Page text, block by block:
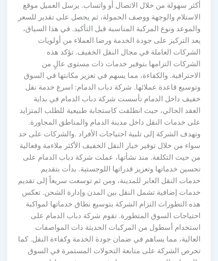
أكثر سهولة من خلال الاتصال أو واتساب. يرسل العميل موقع
الاستلام والوجهة ووصف الحمولة، ثم يحصل على تقدير للسعر
والموعد ونوع المركبة المناسبة قبل التأكيد. في هذا السياق،
يعد التركيز على جودة الخدمة ورضا العملاء من أولويات
الشركات العاملة في مجال النقل الخفيف. تؤكد هذه
الشركات التزامها بتوفير خدمات ذات مستوى عالٍ من
الاحترافية. والكفاءة، مما يسهم في تعزيز مكانتها في السوق
وتوسيع قاعدة عملائها. شركة دباب الدمام: اسرع خدمة نقل
خفيف داخل الدمام تأسست شركة دباب الدمام في بداية
العقد الحالي، حيث انطلقت كاستجابة طبيعية للطلب المتزايد
على خدمات النقل داخل مدينة الدمام والمناطق المجاورة.
وتهدف الشركة إلى تلبية احتياجات الأفراد .والشركات على حد
سواء من خلال توفير خيار النقل الخفيف الأكثر ملاءمة وفعالية
من حيث التكلفة. منذ نشأتها، عملت شركة دباب الدمام على
تحسين خدماتها وتعزيز قدراتها اللوجستية. بدأت بتقديم
خدمات النقل العابر للمدينة، ومن ثم توسعت سريعاً إلى تقديم
خدمات إضافية تشمل النقل بين المدن وإدارة الشحن. تعكس
هذه التطورات التزام الشركة بتوسيع نطاق خدماتها لمواكبة
احتياجات السوق المتطورة. تقوم شركة دباب الدمام على
استخدام أسطول من المركبات الحديثة ذات المواصفات
العالية، مما يساهم في ضمان جودة الخدمة وكفاءة النقل. كما
تحرص الشركة على متابعة التحولات المستمرة في السوق